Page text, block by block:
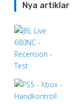
Nya artiklar